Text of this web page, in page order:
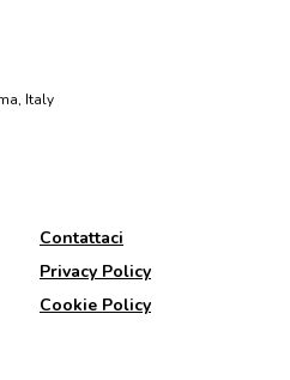
Italy
Contattaci
Privacy Policy
Cookie Policy